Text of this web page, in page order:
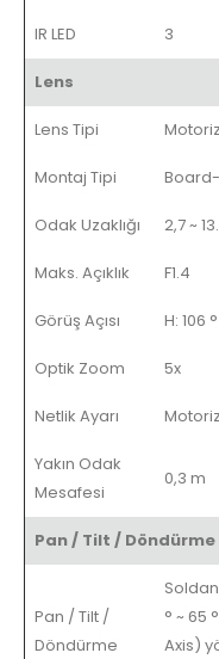
IR LED 3
Lens
Lens Tipi
Montaj Tipi
Odak Uzaklığı 2,7 ~
Maks. Açıklık F1.4
Görüş Açısı H: 106
Optik Zoom 5x
Netlik Ayarı
Yakın Odak
Mesafesi
0,3 m
Pan / Tilt / Döndürme
Pan / Tilt /
Döndürme
° ~ 65
Axis)